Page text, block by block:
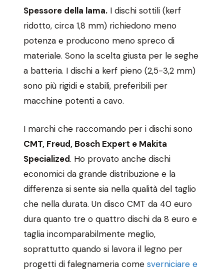
Spessore della lama. I dischi sottili (kerf
ridotto, circa 1,8 mm) richiedono meno
potenza e producono meno spreco di
materiale. Sono la scelta giusta per le seghe
a batteria. I dischi a kerf pieno (2,5-3,2 mm)
sono più rigidi e stabili, preferibili per
macchine potenti a cavo.
I marchi che raccomando per i dischi sono
CMT, Freud, Bosch Expert e Makita
Specialized. Ho provato anche dischi
economici da grande distribuzione e la
differenza si sente sia nella qualità del taglio
che nella durata. Un disco CMT da 40 euro
dura quanto tre o quattro dischi da 8 euro e
taglia incomparabilmente meglio,
soprattutto quando si lavora il legno per
progetti di falegnameria come sverniciare e